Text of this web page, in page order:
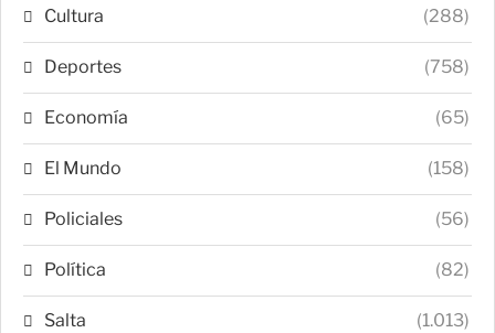
Cultura (288)
Deportes (758)
Economía (65)
El Mundo (158)
Policiales (56)
Política (82)
Salta (1.013)